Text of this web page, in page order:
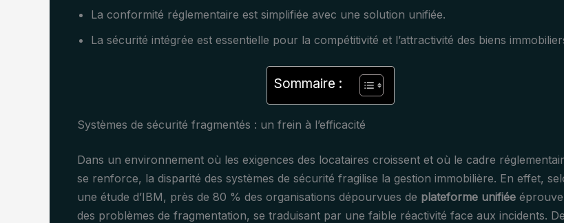
La conformité réglementaire est simplifiée avec une solution unifiée.
La sécurité intégrée est essentielle pour la compétitivité et l’attractivité des biens
Sommaire :
Systèmes de sécurité fragmentés : un frein à l’efficacité
Dans un environnement où les exigences des locataires croissent et où le cadre
se renforce, la disparité des systèmes de sécurité fragilise la gestion immobilière. En effet,
une étude d’IBM, près de 80 % des organisations dépourvues de plateforme unifiée
des problèmes de fragmentation, se traduisant par une faible réactivité face aux incidents.